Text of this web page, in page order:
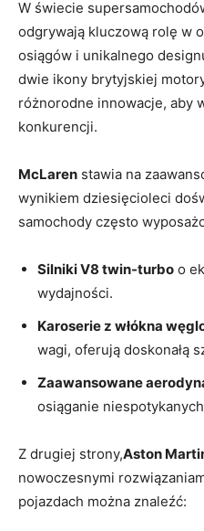
W świecie
odgrywają kluczową rolę w
osiągów i unikalnego
dwie ikony brytyjskiej
różnorodne innowacje, aby
konkurencji.
McLaren stawia na
wynikiem dziesięcioleci
samochody często
Silniki V8 twin-turbo o
wydajności.
Karoserie z włókna
wagi, oferują doskonałą
Zaawansowane
osiąganie
Z drugiej strony,Aston
nowoczesnymi
pojazdach można znaleźć: